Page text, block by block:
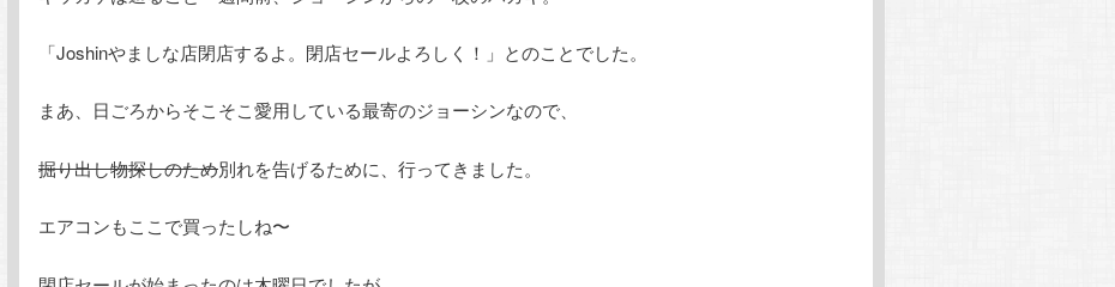
「Joshinやましな店閉店するよ。閉店セールよろしく！」とのことでした。
まあ、日ごろからそこそこ愛用している最寄のジョーシンなので、
掘り出し物探しのため別れを告げるために、行ってきました。
エアコンもここで買ったしね〜